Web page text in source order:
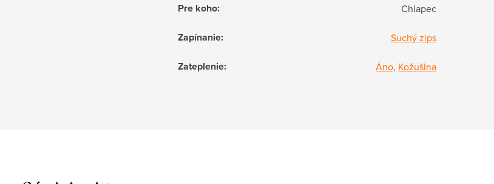
Pre koho: Chlapec
Zapínanie: Suchý zips
Zateplenie: Áno, KožušIna